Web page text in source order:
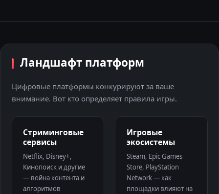
Ландшафт платформ
Цифровые платформы конкурируют за ваше
внимание. Вот кто определяет правила игры.
Стриминговые
сервисы
Netflix, Disney+,
Кинопоиск и другие
— война контента и
алгоритмов
Игровые
экосистемы
Steam, Epic Games
Store, PlayStation
Network — как
площадки влияют на